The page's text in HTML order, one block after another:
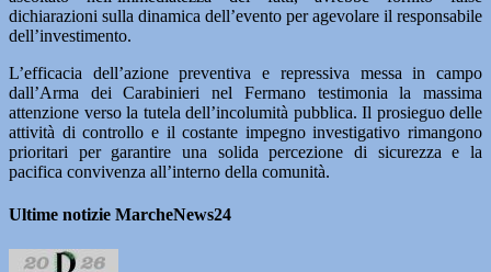
dichiarazioni sulla dinamica dell’evento per agevolare il responsabile
dell’investimento.
L’efficacia dell’azione preventiva e repressiva messa in campo
dall’Arma dei Carabinieri nel Fermano testimonia la massima
attenzione verso la tutela dell’incolumità pubblica. Il prosieguo delle
attività di controllo e il costante impegno investigativo rimangono
prioritari per garantire una solida percezione di sicurezza e la
pacifica convivenza all’interno della comunità.
Ultime notizie MarcheNews24